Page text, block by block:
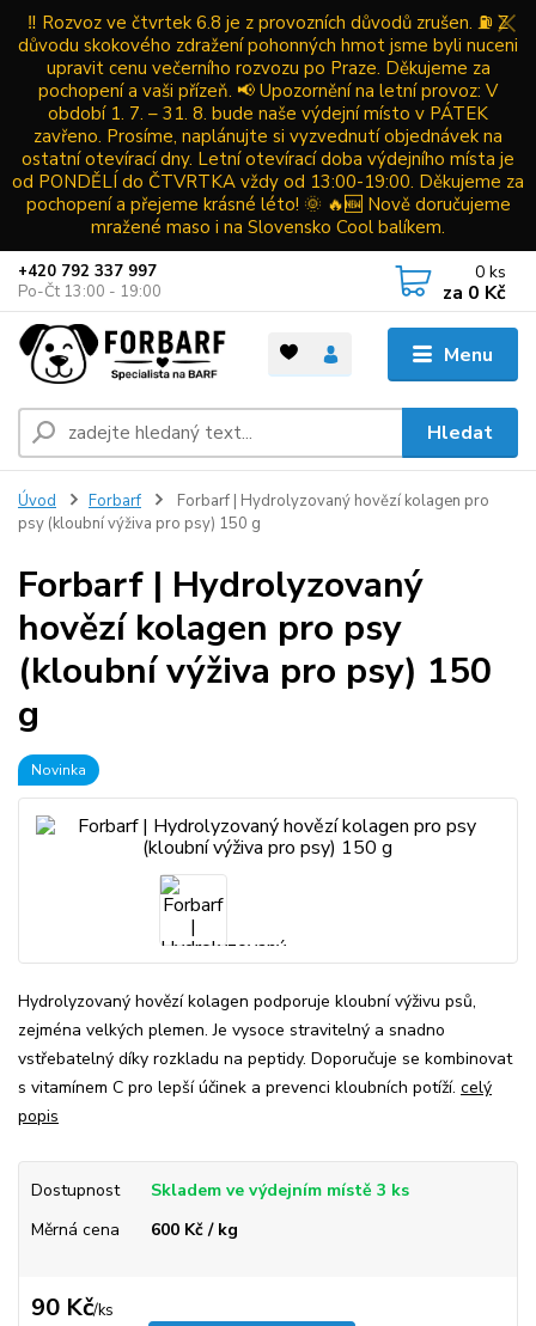
‼️ Rozvoz ve čtvrtek 6.8 je z provozních důvodů zrušen. ⛽ Z
důvodu skokového zdražení pohonných hmot jsme byli nuceni
upravit cenu večerního rozvozu po Praze. Děkujeme za
pochopení a vaši přízeň. 📢 Upozornění na letní provoz: V
období 1. 7. – 31. 8. bude naše výdejní místo v PÁTEK
zavřeno. Prosíme, naplánujte si vyzvednutí objednávek na
ostatní otevírací dny. Letní otevírací doba výdejního místa je
od PONDĚLÍ do ČTVRTKA vždy od 13:00-19:00. Děkujeme za
pochopení a přejeme krásné léto! 🌞 🔥🆕 Nově doručujeme
mražené maso i na Slovensko Cool balíkem.
Menu
Hledat
+420 792 337 997
Po-Čt 13:00 - 19:00
0 ks
za 0 Kč
Úvod Forbarf
Forbarf | Hydrolyzovaný hovězí kolagen pro
psy (kloubní výživa pro psy) 150 g
Forbarf | Hydrolyzovaný
hovězí kolagen pro psy
(kloubní výživa pro psy) 150
g
Novinka
Hydrolyzovaný hovězí kolagen podporuje kloubní výživu psů,
zejména velkých plemen. Je vysoce stravitelný a snadno
vstřebatelný díky rozkladu na peptidy. Doporučuje se kombinovat
s vitamínem C pro lepší účinek a prevenci kloubních potíží. celý
popis
Dostupnost
Skladem ve výdejním místě 3 ks
Měrná cena
600 Kč / kg
90 Kč/ks